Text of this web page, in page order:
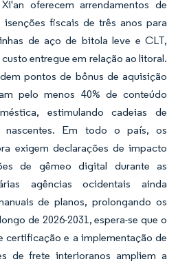
oferecem arrendamentos de
fiscais de três anos para
de aço de bitola leve e CLT,
entregue em relação ao litoral.
pontos de bônus de aquisição
pelo menos 40% de conteúdo
estimulando cadeias de
nascentes. Em todo o país, os
exigem declarações de impacto
de gêmeo digital durante as
agências ocidentais ainda
de planos, prolongando os
de 2026-2031, espera-se que o
certificação e a implementação de
de frete interioranos ampliem a